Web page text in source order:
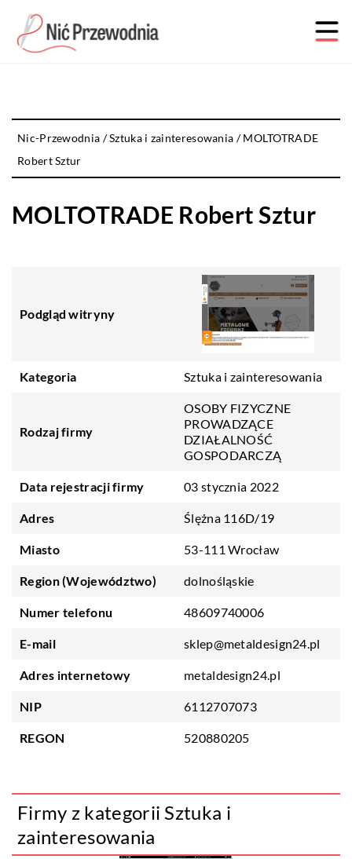
Nic-Przewodnia /Sztuka i zainteresowania /MOLTOTRADE
Robert Sztur
MOLTOTRADE Robert Sztur
Podgląd witryny
Kategoria Sztuka i zainteresowania
Rodzaj firmy
OSOBY FIZYCZNE
PROWADZĄCE
DZIAŁALNOŚĆ
GOSPODARCZĄ
Data rejestracji firmy 03 stycznia 2022
Adres Ślężna 116D/19
Miasto 53-111 Wrocław
Region (Województwo) dolnośląskie
Numer telefonu 48609740006
E-mail sklep@metaldesign24.pl
Adres internetowy metaldesign24.pl
NIP 6112707073
REGON 520880205
Firmy z kategorii Sztuka i
zainteresowania